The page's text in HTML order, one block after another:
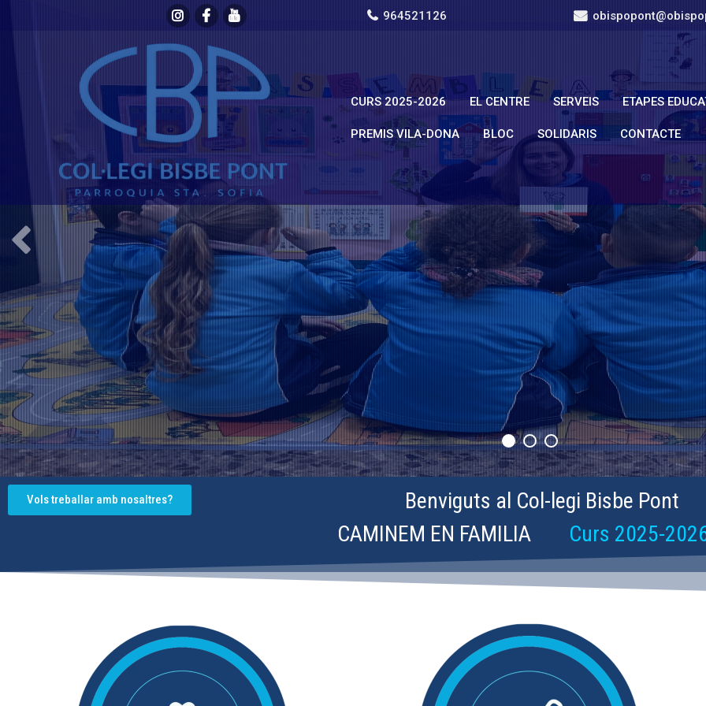
964521126
CURS 2025-2026 EL CENTRE SERVEIS ETAPES
PREMIS VILA-DONA BLOC SOLIDARIS CONTACTE
Vols treballar amb nosaltres?
Benviguts al Col-legi Bisbe Pont
CAMINEM EN FAMILIA Curs 2025-